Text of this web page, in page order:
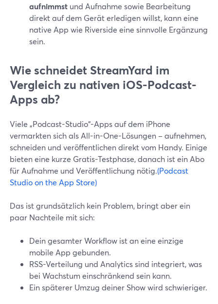
aufnimmst und Aufnahme sowie Bearbeitung
direkt auf dem Gerät erledigen willst, kann eine
native App wie Riverside eine sinnvolle Ergänzung
sein.
Wie schneidet StreamYard im
Vergleich zu nativen iOS-Podcast-
Apps ab?
Viele „Podcast-Studio“-Apps auf dem iPhone
vermarkten sich als All-in-One-Lösungen – aufnehmen,
schneiden und veröffentlichen direkt vom Handy. Einige
bieten eine kurze Gratis-Testphase, danach ist ein Abo
für Aufnahme und Veröffentlichung nötig.(Podcast
Studio on the App Store)
Das ist grundsätzlich kein Problem, bringt aber ein
paar Nachteile mit sich:
Dein gesamter Workflow ist an eine einzige
mobile App gebunden.
RSS-Verteilung und Analytics sind integriert, was
bei Wachstum einschränkend sein kann.
Ein späterer Umzug deiner Show wird schwieriger.